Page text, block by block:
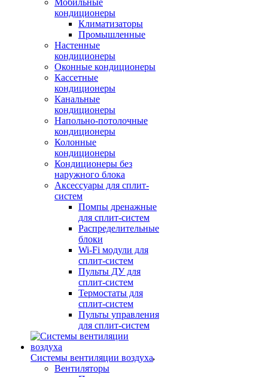
Мобильные
кондиционеры
Климатизаторы
Промышленные
Настенные
кондиционеры
Оконные кондиционеры
Кассетные
кондиционеры
Канальные
кондиционеры
Напольно-потолочные
кондиционеры
Колонные
кондиционеры
Кондиционеры без
наружного блока
Аксессуары для сплит-
систем
Помпы дренажные
для сплит-систем
Распределительные
блоки
Wi-Fi модули для
сплит-систем
Пульты ДУ для
сплит-систем
Термостаты для
сплит-систем
Пульты управления
для сплит-систем
Системы вентиляции воздуха
Вентиляторы